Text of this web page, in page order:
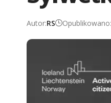
Autor:RS